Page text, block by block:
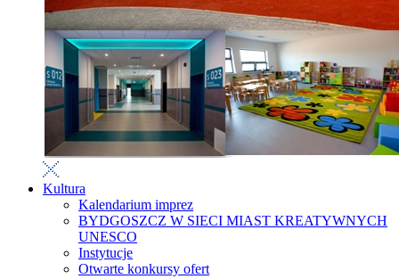
Kultura
Kalendarium imprez
BYDGOSZCZ W SIECI MIAST KREATYWNYCH
UNESCO
Instytucje
Otwarte konkursy ofert